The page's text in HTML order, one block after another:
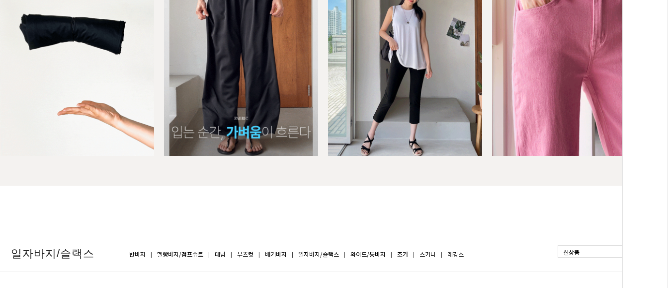
S(25-26),M(27-28),L(29-30),XL(31-32)
BEST
[P.ETAIL]컴포트핏 와이드 트레이닝 슬랙
스
F(44-66),L(77-88)
27,800원
BEST
03
[P.ETAIL]컴포트핏_하이복부 크롭 세미와
이드 슬랙스
S(55),M(66),L(77)
27,800원
BEST
쿨 스판 9부 탄산팬츠
66(26-28),77(29-31),88(32-33),99(34-
36)
일자바지/슬랙스 반바지 멜빵바지/점프슈트 데님 부츠컷 배기바지 일자바지/슬랙스 와이드/통바지 조거 스키니 레깅스 신상품